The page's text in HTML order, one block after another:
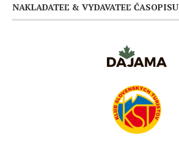
NAKLADATEĽ & VYDAVATEĽ ČASOPISU